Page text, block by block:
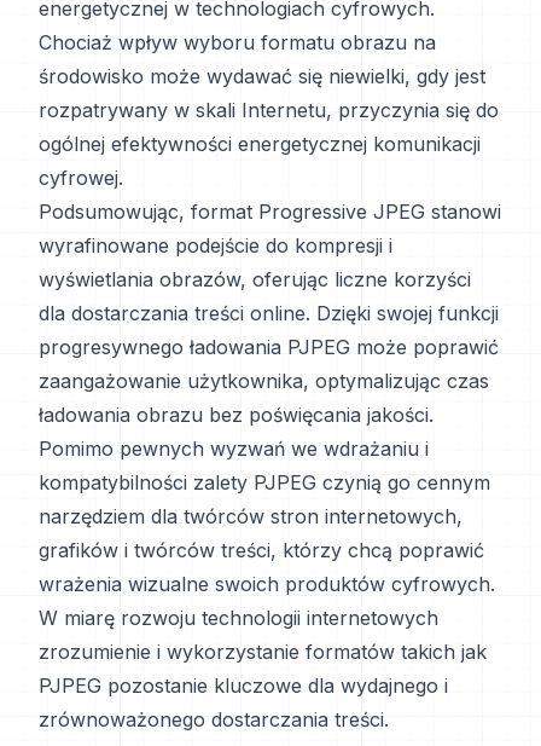
energetycznej w technologiach cyfrowych.
Chociaż wpływ wyboru formatu obrazu na
środowisko może wydawać się niewielki, gdy jest
rozpatrywany w skali Internetu, przyczynia się do
ogólnej efektywności energetycznej komunikacji
cyfrowej.
Podsumowując, format Progressive JPEG stanowi
wyrafinowane podejście do kompresji i
wyświetlania obrazów, oferując liczne korzyści
dla dostarczania treści online. Dzięki swojej funkcji
progresywnego ładowania PJPEG może poprawić
zaangażowanie użytkownika, optymalizując czas
ładowania obrazu bez poświęcania jakości.
Pomimo pewnych wyzwań we wdrażaniu i
kompatybilności zalety PJPEG czynią go cennym
narzędziem dla twórców stron internetowych,
grafików i twórców treści, którzy chcą poprawić
wrażenia wizualne swoich produktów cyfrowych.
W miarę rozwoju technologii internetowych
zrozumienie i wykorzystanie formatów takich jak
PJPEG pozostanie kluczowe dla wydajnego i
zrównoważonego dostarczania treści.